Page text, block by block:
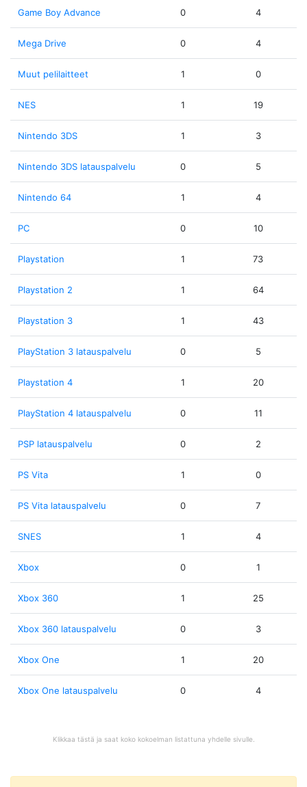
Game Boy Advance 0 4
Mega Drive 0 4
Muut pelilaitteet 1 0
NES 1 19
Nintendo 3DS 1 3
Nintendo 3DS latauspalvelu 0 5
Nintendo 64 1 4
PC 0 10
Playstation 1 73
Playstation 2 1 64
Playstation 3 1 43
PlayStation 3 latauspalvelu 0 5
Playstation 4 1 20
PlayStation 4 latauspalvelu 0 11
PSP latauspalvelu 0 2
PS Vita 1 0
PS Vita latauspalvelu 0 7
SNES 1 4
Xbox 0 1
Xbox 360 1 25
Xbox 360 latauspalvelu 0 3
Xbox One 1 20
Xbox One latauspalvelu 0 4
Klikkaa tästä ja saat koko kokoelman listattuna yhdelle sivulle.